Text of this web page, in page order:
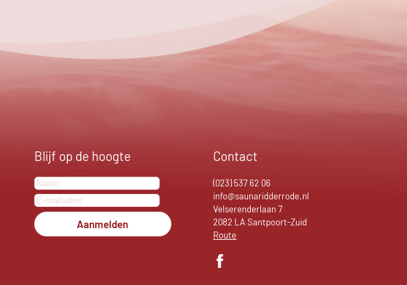
Blijf op de hoogte
Aanmelden
Contact
(023) 537 62 06
info@saunaridderrode.nl
Velserenderlaan 7
2082 LA Santpoort-Zuid
Route